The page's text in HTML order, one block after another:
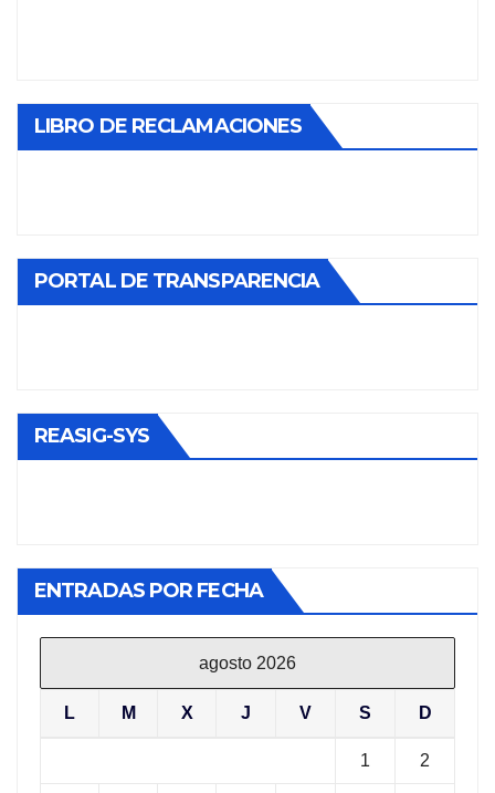
LIBRO DE RECLAMACIONES
PORTAL DE TRANSPARENCIA
REASIG-SYS
ENTRADAS POR FECHA
agosto 2026
L M X J V S D
1 2